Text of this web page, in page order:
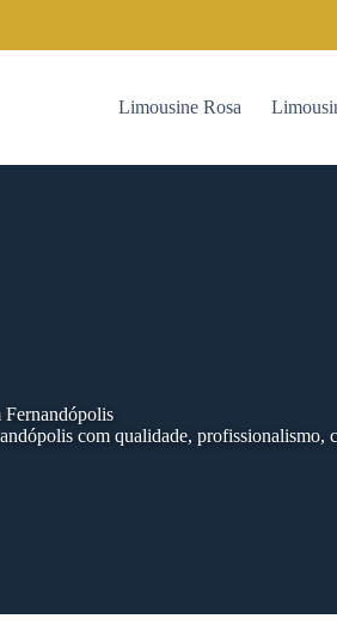
Limousine Rosa
com qualidade, profissionalismo,